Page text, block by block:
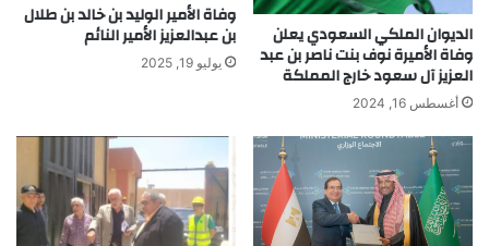
الديوان الملكي السعودي يعلن
وفاة الأميرة نوف بنت ناصر بن عبد
العزيز آل سعود خارج المملكة
أغسطس 16, 2024
وفاة الأمير الوليد بن خالد بن طلال
بن عبدالعزيز الأمير النائم
يوليو 19, 2025